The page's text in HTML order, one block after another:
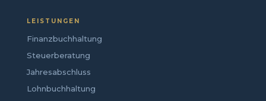
LEISTUNGEN
Finanzbuchhaltung
Steuerberatung
Jahresabschluss
Lohnbuchhaltung